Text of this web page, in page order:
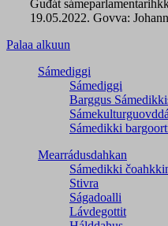
Guđát
19.05.2022. Govva:
Palaa alkuun
Sámediggi
Sámediggi
Barggus
Sámedikki
Mearrádusdahkan
Sámedikki
Stivra
Ságadoalli
Lávdegottit